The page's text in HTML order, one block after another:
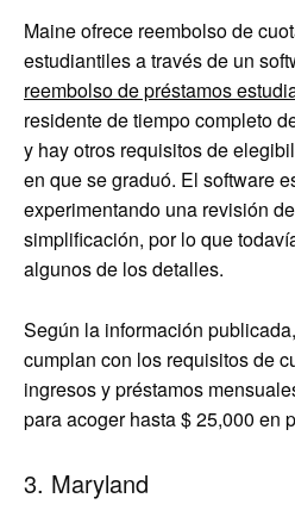
Maine ofrece reembolso de
estudiantiles a través de un
reembolso de préstamos
residente de tiempo completo
y hay otros requisitos de
en que se graduó. El software
experimentando una revisión
simplificación, por lo que
algunos de los detalles.
Según la información
cumplan con los requisitos de
ingresos y préstamos
para acoger hasta $ 25,000 en
3. Maryland